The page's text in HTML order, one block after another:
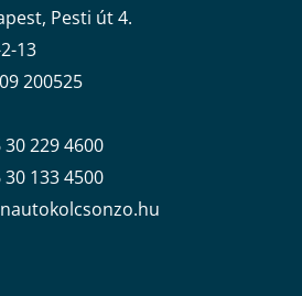
Pesti út 4.
13
200525
30 229 4600
30 133 4500